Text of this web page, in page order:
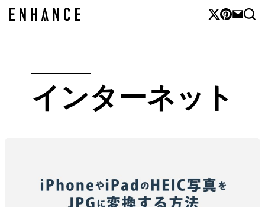
インターネット